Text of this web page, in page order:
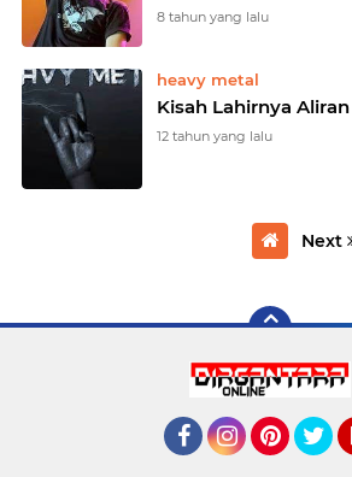
8 tahun yang lalu
heavy metal
Kisah Lahirnya
12 tahun yang lalu
Next